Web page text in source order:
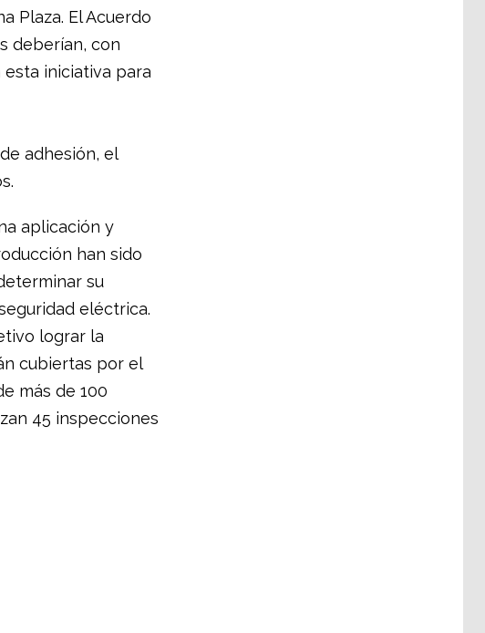
Plaza. El Acuerdo
deberían, con
iniciativa para
adhesión, el
aplicación y
han sido
su
eléctrica.
lograr la
cubiertas por el
más de 100
45 inspecciones